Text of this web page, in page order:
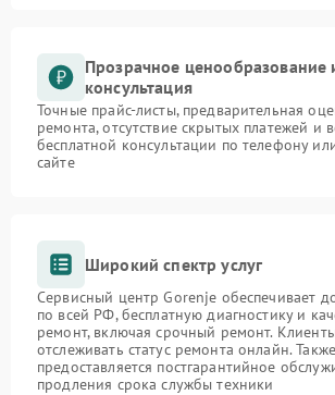
Прозрачное ценообразование
консультация
Точные прайс-листы, предварительная
ремонта, отсутствие скрытых платежей и
бесплатной консультации по телефону
сайте
Широкий спектр услуг
Сервисный центр Gorenje обеспечивает
по всей РФ, бесплатную диагностику и
ремонт, включая срочный ремонт.
отслеживать статус ремонта онлайн. Также
предоставляется постгарантийное
продления срока службы техники